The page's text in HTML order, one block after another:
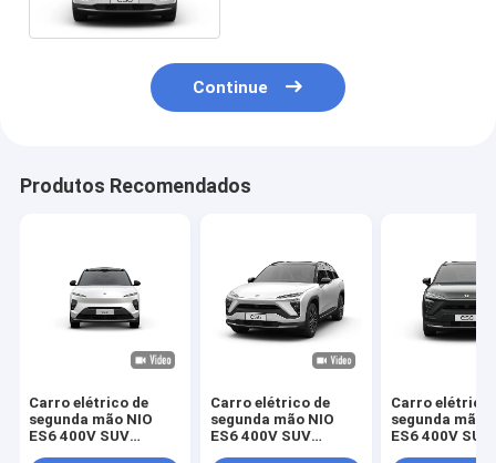
Continue
Produtos Recomendados
Carro elétrico de
segunda mão NIO
ES6 400V SUV
Carro elétrico de
segunda mão NIO
ES6 400V SUV
Carro elétrico
segunda mão
ES6 400V SUV